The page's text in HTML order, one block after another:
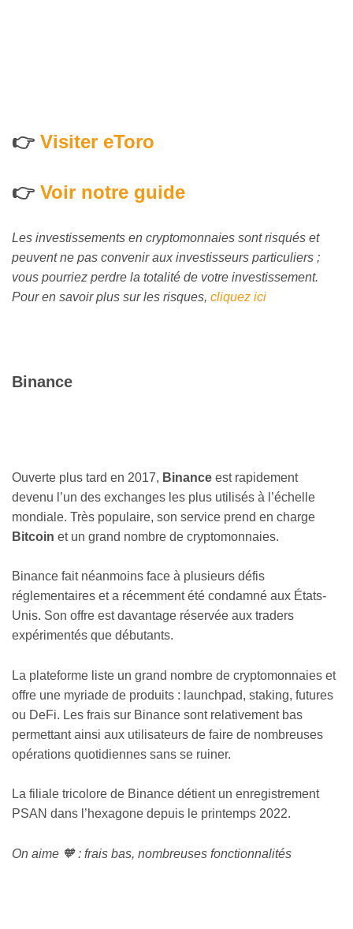
👉 Visiter eToro
👉 Voir notre guide
Les investissements en cryptomonnaies sont risqués et
peuvent ne pas convenir aux investisseurs particuliers ;
vous pourriez perdre la totalité de votre investissement.
Pour en savoir plus sur les risques, cliquez ici
Binance
Ouverte plus tard en 2017, Binance est rapidement
devenu l’un des exchanges les plus utilisés à l’échelle
mondiale. Très populaire, son service prend en charge
Bitcoin et un grand nombre de cryptomonnaies.
Binance fait néanmoins face à plusieurs défis
réglementaires et a récemment été condamné aux États-
Unis. Son offre est davantage réservée aux traders
expérimentés que débutants.
La plateforme liste un grand nombre de cryptomonnaies et
offre une myriade de produits : launchpad, staking, futures
ou DeFi. Les frais sur Binance sont relativement bas
permettant ainsi aux utilisateurs de faire de nombreuses
opérations quotidiennes sans se ruiner.
La filiale tricolore de Binance détient un enregistrement
PSAN dans l’hexagone depuis le printemps 2022.
On aime 🧡 : frais bas, nombreuses fonctionnalités